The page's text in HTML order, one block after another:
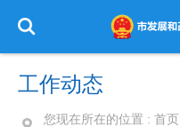
工作动态
您现在所在的位置 : 首页